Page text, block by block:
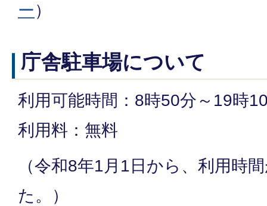
ー）
庁舎駐車場について
利用可能時間：8時50分～19時
利用料：無料
（令和8年1月1日から、利用時
た。）